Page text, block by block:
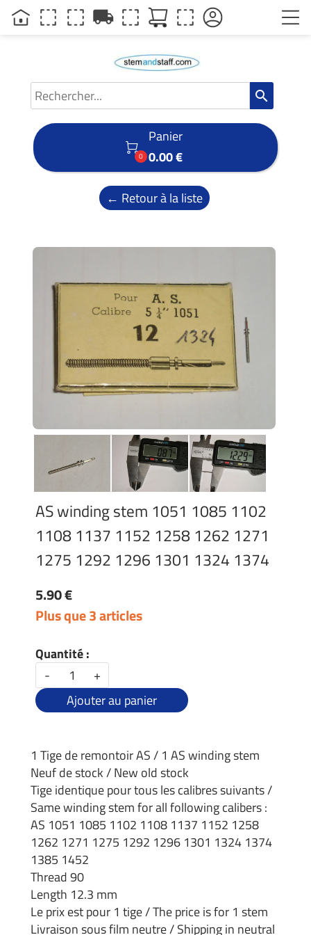
search

0
Panier
0.00 €
← Retour à la liste
AS winding stem 1051 1085 1102
1108 1137 1152 1258 1262 1271
1275 1292 1296 1301 1324 1374
5.90 €
Plus que 3 articles
Quantité :
-
+
Ajouter au panier
1 Tige de remontoir AS / 1 AS winding stem
Neuf de stock / New old stock
Tige identique pour tous les calibres suivants /
Same winding stem for all following calibers :
AS 1051 1085 1102 1108 1137 1152 1258
1262 1271 1275 1292 1296 1301 1324 1374
1385 1452
Thread 90
Length 12.3 mm
Le prix est pour 1 tige / The price is for 1 stem
Livraison sous film neutre / Shipping in neutral
local_shipping